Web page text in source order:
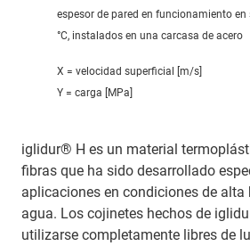
espesor de pared en funcionamiento
°C, instalados en una carcasa de acero
X = velocidad superficial [m/s]
Y = carga [MPa]
iglidur® H es un material
fibras que ha sido desarrollado
aplicaciones en condiciones de alta
agua. Los cojinetes hechos de
utilizarse completamente libres de